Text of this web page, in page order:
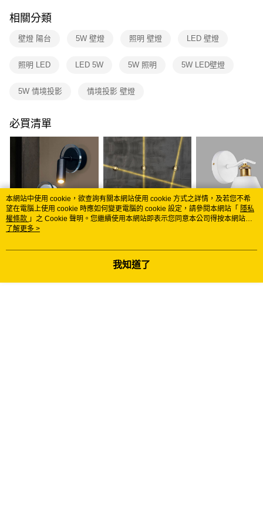
後付繳納相關費用。
是否繳費成功／繳費後需取消欲退款等相關疑問，請聯繫「AFTEE先享後付
易，需依本服務之必要範圍內提供個人資料，並將交易相關給付款項請求債
https://aftee.tw/terms/#terms3
３．未成年的使用者請事先徵得法定代理人或監護人之同意方可使用
「AFTEE先享後付」，若未經同意申辦者引起之損失，本公司不負相關責
４．使用「AFTEE先享後付」時，將依據個別帳號之用戶狀況，依本公司即
時審查核予不同之上限額度；若仍有額度不足之情形，本公司將視審查結果
請求用戶進行身份認證。
５．嚴禁一人註冊多個帳號或使用他人資訊註冊。若發現惡意使用之情形，
恩沛科技股份有限公司將有權停止該用戶之使用額度並採取法律行動。
相關分類
壁燈 陽台 5W 壁燈 照明 壁燈 LED 壁燈
照明 LED LED 5W 5W 照明 5W LED壁燈
5W 情境投影 情境投影 壁燈
必買清單
上下投光壁燈 B78-7-
NT$2,210
NT$13,600
本網站中使用 cookie，欲查詢有關本網站使用 cookie 方式之詳情，及若您不希
望在電腦上使用 cookie 時應如何變更電腦的 cookie 設定，請參閱本網站「 隱私
權條款 」之 Cookie 聲明。您繼續使用本網站即表示您同意本公司得按本網站使
用條款之 Cookie 聲明使用 cookie。
了解更多 >
我知道了